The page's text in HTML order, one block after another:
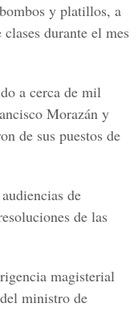
y platillos, a
durante el mes
a cerca de mil
Morazán y
de sus puestos de
de
de las
magisterial
ministro de